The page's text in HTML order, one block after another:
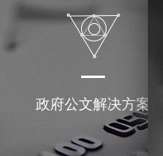
政府公文解决方案